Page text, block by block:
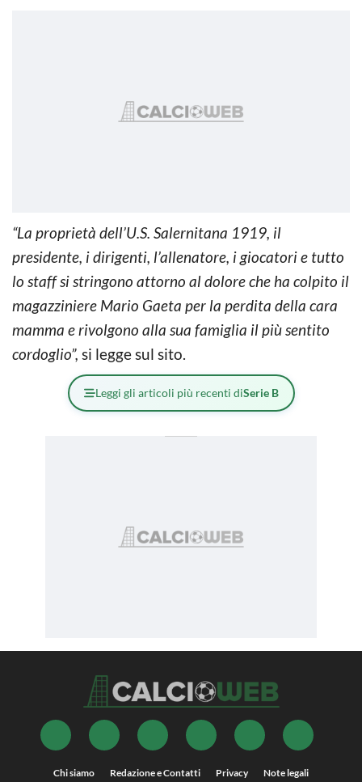
“La proprietà dell’U.S. Salernitana 1919, il
presidente, i dirigenti, l’allenatore, i giocatori e tutto
lo staff si stringono attorno al dolore che ha colpito il
magazziniere Mario Gaeta per la perdita della cara
mamma e rivolgono alla sua famiglia il più sentito
cordoglio”, si legge sul sito.
Leggi gli articoli più recenti diSerie B
Chi siamo Redazione e Contatti Privacy Note legali